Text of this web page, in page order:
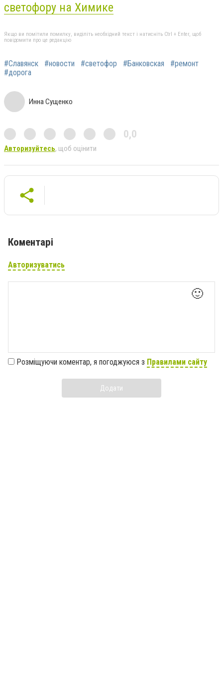
светофору на Химике
Якщо ви помітили помилку, виділіть необхідний текст і натисніть Ctrl + Enter, щоб
повідомити про це редакцію
#Славянск #новости #светофор #Банковская
#ремонт
#дорога
Инна Сущенко
0,0
Авторизуйтесь, щоб оцінити
Коментарі
Авторизуватись
🙂
Розміщуючи коментар, я погоджуюся з Правилами сайту
Додати